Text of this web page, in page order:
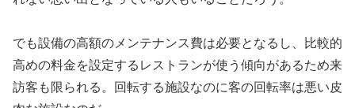
でも設備の高額のメンテナンス費は必要となるし、比較的
高めの料金を設定するレストランが使う傾向があるため来
訪客も限られる。回転する施設なのに客の回転率は悪い皮